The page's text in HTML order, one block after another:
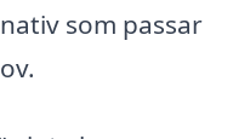
som passar